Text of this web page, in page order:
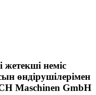
неміс
өндірушілерімен
Maschinen GmbH